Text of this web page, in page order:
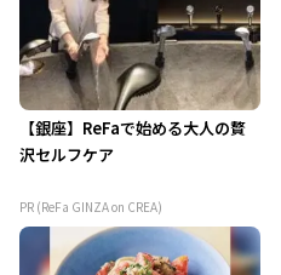
【銀座】ReFaで始める大人の贅
沢セルフケア
PR (ReFa GINZA on CREA)